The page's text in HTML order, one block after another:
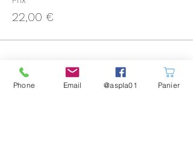
22,00 €
Phone Email @aspla01 Panier